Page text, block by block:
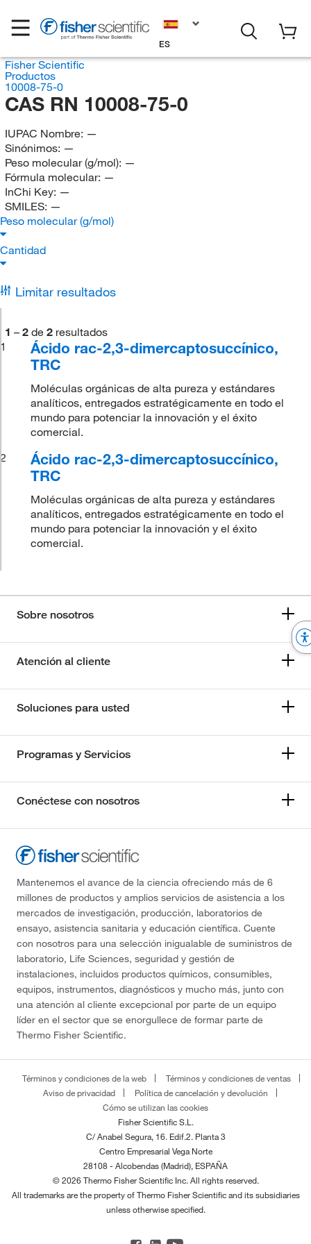
ES
Fisher Scientific
Productos
10008-75-0
CAS RN 10008-75-0
IUPAC Nombre: —
Sinónimos: —
Peso molecular (g/mol): —
Fórmula molecular: —
InChi Key: —
SMILES: —
Peso molecular (g/mol)
Cantidad
Limitar resultados
1 – 2 de 2 resultados
1
Ácido rac-2,3-dimercaptosuccínico,
TRC
Moléculas orgánicas de alta pureza y estándares
analíticos, entregados estratégicamente en todo el
mundo para potenciar la innovación y el éxito
comercial.
2
Ácido rac-2,3-dimercaptosuccínico,
TRC
Moléculas orgánicas de alta pureza y estándares
analíticos, entregados estratégicamente en todo el
mundo para potenciar la innovación y el éxito
comercial.
Sobre nosotros
Atención al cliente
Soluciones para usted
Programas y Servicios
Conéctese con nosotros
Mantenemos el avance de la ciencia ofreciendo más de 6
millones de productos y amplios servicios de asistencia a los
mercados de investigación, producción, laboratorios de
ensayo, asistencia sanitaria y educación científica. Cuente
con nosotros para una selección inigualable de suministros de
laboratorio, Life Sciences, seguridad y gestión de
instalaciones, incluidos productos químicos, consumibles,
equipos, instrumentos, diagnósticos y mucho más, junto con
una atención al cliente excepcional por parte de un equipo
líder en el sector que se enorgullece de formar parte de
Thermo Fisher Scientific.
Términos y condiciones de la web
Términos y condiciones de ventas
Aviso de privacidad
Política de cancelación y devolución
Cómo se utilizan las cookies
Fisher Scientific S.L.
C/ Anabel Segura, 16. Edif.2. Planta 3
Centro Empresarial Vega Norte
28108 - Alcobendas (Madrid), ESPAÑA
© 2026 Thermo Fisher Scientific Inc. All rights reserved.
All trademarks are the property of Thermo Fisher Scientific and its subsidiaries
unless otherwise specified.